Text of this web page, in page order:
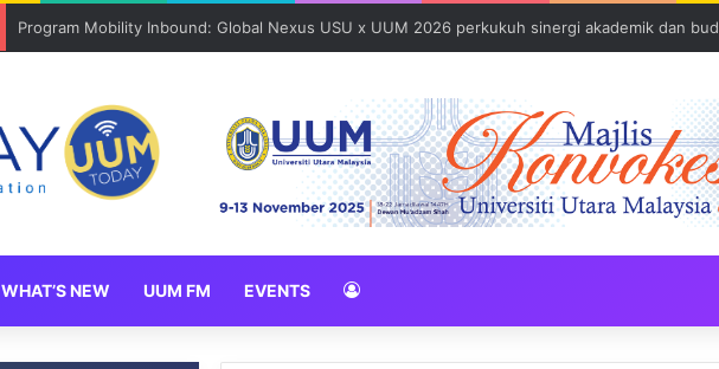
Program Mobility Inbound: Global Nexus USU x UUM 2026 perkukuh sinergi akademik dan
WHAT’S NEW UUM FM EVENTS